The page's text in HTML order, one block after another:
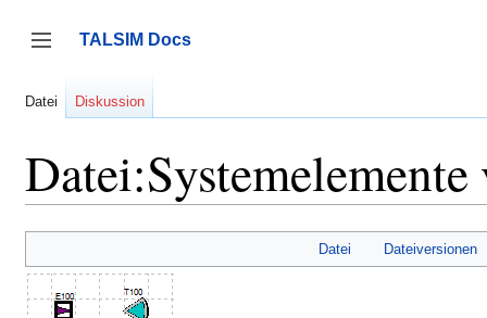
springen
Seitenleiste umschalten
TALSIM Docs
Datei Diskussion
Datei Dateiversionen